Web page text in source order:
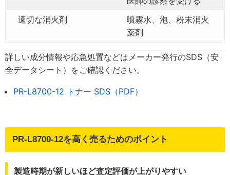
適切な消火剤
噴霧水、泡、粉末消火
薬剤
詳しい成分情報や応急処置などはメーカー発行のSDS（安
全データシート）をご確認ください。
PR-L8700-12 トナー SDS（PDF）
PR-L8700-12を高く売るためのポイント
製造時期が新しいほど査定評価が上がりやすい